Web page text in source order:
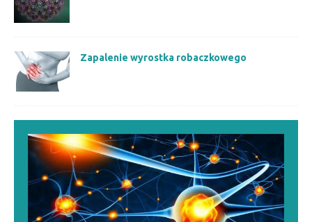
Zapalenie wyrostka robaczkowego